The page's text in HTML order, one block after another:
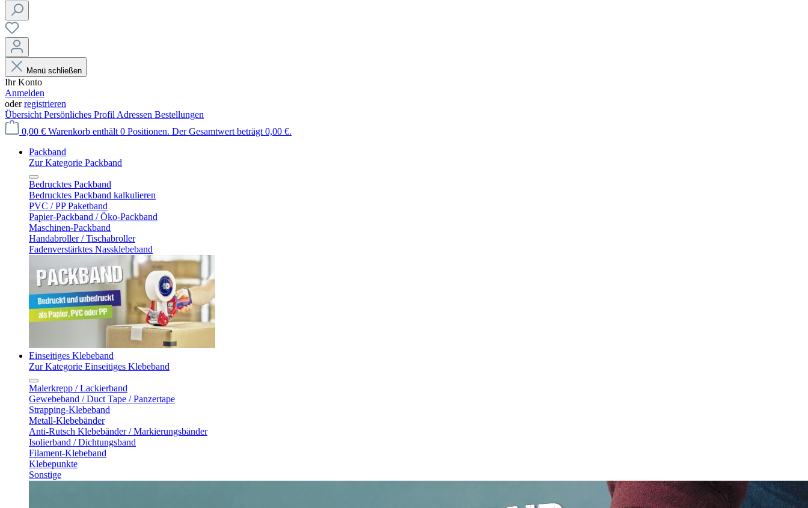
Menü schließen
Ihr Konto
Anmelden
oderregistrieren
Übersicht Persönliches Profil Adressen Bestellungen
0,00 € Warenkorb enthält 0 Positionen. Der Gesamtwert beträgt 0,00 €.
Packband
Zur Kategorie Packband
Bedrucktes Packband
Bedrucktes Packband kalkulieren
PVC / PP Paketband
Papier-Packband / Öko-Packband
Maschinen-Packband
Handabroller / Tischabroller
Fadenverstärktes Nassklebeband
Einseitiges Klebeband
Zur Kategorie Einseitiges Klebeband
Malerkrepp / Lackierband
Gewebeband / Duct Tape / Panzertape
Strapping-Klebeband
Metall-Klebebänder
Anti-Rutsch Klebebänder / Markierungsbänder
Isolierband / Dichtungsband
Filament-Klebeband
Klebepunkte
Sonstige